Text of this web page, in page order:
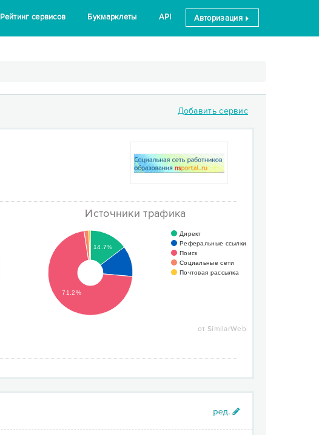
Рейтинг сервисов Букмарклеты API Авторизация
Добавить сервис
Источники трафика
Директ
Реферальные ссылки
Поиск
Социальные сети
Почтовая рассылка
14.7%
71.2%
от SimilarWeb